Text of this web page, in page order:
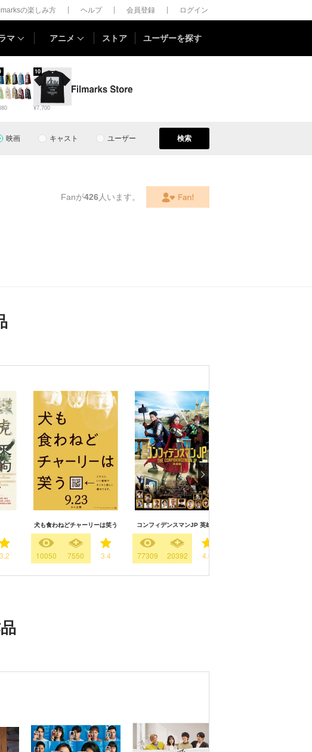
の楽しみ方 ヘルプ 会員登録 ログイン
マ アニメ ストア ユーザーを探す
¥7,700
10
映画 キャスト ユーザー 検索
Fanが426人います。
3.2
犬も食わねどチャーリーは笑う
10050 7550 3.4
コンフィデンスマンJP 英雄編
77309 20392 4.0